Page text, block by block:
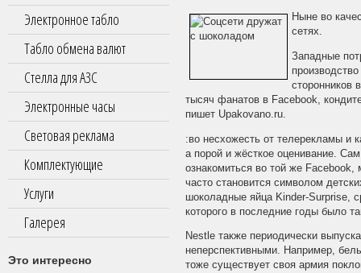
Электронное табло
Табло обмена валют
Стелла для АЗС
Электронные часы
Световая реклама
Комплектующие
Услуги
Галерея
Это интересно
Ныне во
сетях.
Западные
сторонников
тысяч фанатов в Facebook,
пишет Upakovano.ru.
:во несхожесть от телерекламы и
а порой и жёсткое оценивание.
ознакомиться во той же Facebook,
часто становится символом
шоколадные яйца Kinder-Surprise,
которого в последние годы было
Nestle также периодически
неперспективными. Например,
тоже существует своя армия